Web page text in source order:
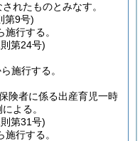
れたものとみなす。
第9号)
行する。
第24号)
施行する。
険者に係る出産育児一時
よる。
第31号)
行する。